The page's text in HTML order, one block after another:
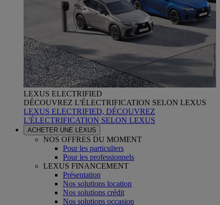
LEXUS ELECTRIFIED
DÉCOUVREZ L'ÉLECTRIFICATION SELON LEXUS
LEXUS ELECTRIFIED, DÉCOUVREZ
L'ÉLECTRIFICATION SELON LEXUS
ACHETER UNE LEXUS
NOS OFFRES DU MOMENT
Pour les particuliers
Pour les professionnels
LEXUS FINANCEMENT
Présentation
Nos solutions location
Nos solutions crédit
Nos solutions occasion